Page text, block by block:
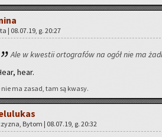
| 08.07.19, g. 20:27
Ale w kwe­stii or­to­gra­fów na ogół nie ma
hear.
nie ma zasad, tam są kwasy.
Bytom | 08.07.19, g. 20:32